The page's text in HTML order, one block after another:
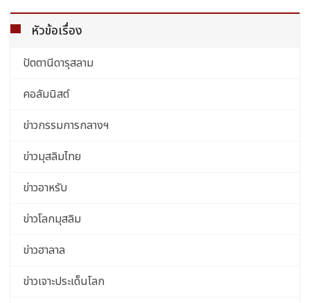
หัวข้อเรื่อง
ปัตตานีดารุสลาม
คอลัมนิสต์
ข่าวกรรมการกลางฯ
ข่าวมุสลิมไทย
ข่าวอาหรับ
ข่าวโลกมุสลิม
ข่าวฮาลาล
ข่าวเจาะประเด็นโลก